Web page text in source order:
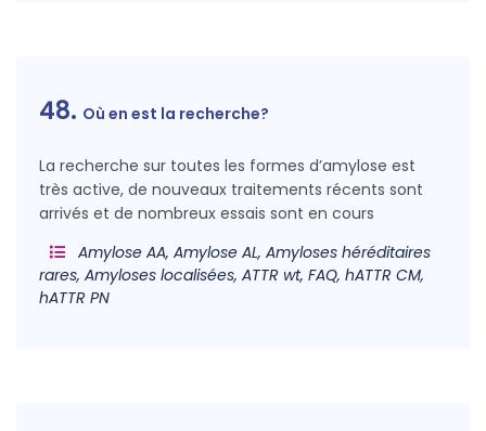
48. Où en est la recherche?
La recherche sur toutes les formes d’amylose est
très active, de nouveaux traitements récents sont
arrivés et de nombreux essais sont en cours
Amylose AA, Amylose AL, Amyloses héréditaires
rares, Amyloses localisées, ATTR wt, FAQ, hATTR CM,
hATTR PN